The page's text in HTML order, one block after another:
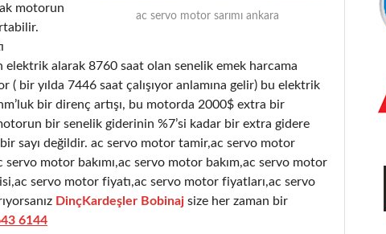
ac servo motor sarımı ankara
motorun
alarak 8760 saat olan senelik emek harcama
( bir yılda 7446 saat çalışıyor anlamına gelir) bu elektrik
bir direnç artışı, bu motorda 2000$ extra bir
bir senelik giderinin %7’si kadar bir extra gidere
sayı değildir. ac servo motor tamir,ac servo motor
servo motor bakımı,ac servo motor bakım,ac servo motor
servo motor fiyatı,ac servo motor fiyatları,ac servo
DinçKardeşler Bobinaj size her zaman bir
6144